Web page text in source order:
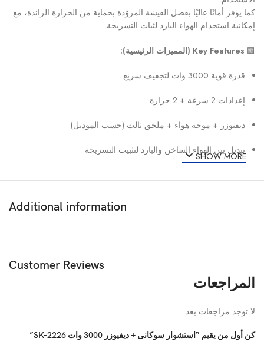
كما يوفر أمانًا عاليًا بفضل الفيشة المزوّدة بحماية من الحرارة الزائدة، مع
إمكانية استخدام الهواء البارد لثبات التسريحة.
🟩 Key Features (المميزات الرئيسية):
قدرة قوية 3000 وات لتجفيف سريع
إعدادات 2 سرعة + 2 حرارة
ديفيوزر + موجه هواء + ملحق ثالث (حسب الموديل)
تبديل بين الهواء الساخن والبارد لتثبيت التسريحة
الموديل
القدرة 3000 وات
SHOW MORE
Additional information
Customer Reviews
المراجعات
لا توجد مراجعات بعد.
كن أول من يقيم “استشوار سوكانى + ديفيوزر 3000 وات SK-2226”